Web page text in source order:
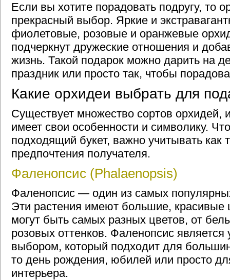
Если вы хотите порадовать подругу, то
прекрасный выбор. Яркие и
фиолетовые, розовые и оранжевые
подчеркнут дружеские отношения и
жизнь. Такой подарок можно дарить на
праздник или просто так, чтобы
Какие орхидеи выбрать для
Существует множество сортов орхидей,
имеет свои особенности и символику.
подходящий букет, важно учитывать как
предпочтения получателя.
Фаленопсис (Phalaenopsis)
Фаленопсис — один из самых
Эти растения имеют большие, красивые
могут быть самых разных цветов, от
розовых оттенков. Фаленопсис
выбором, который подходит для
то день рождения, юбилей или просто
интерьера.